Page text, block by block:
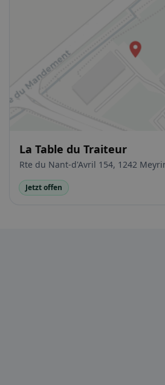
La Table du Traiteur
Rte du Nant-d'Avril 154, 1242
Jetzt offen